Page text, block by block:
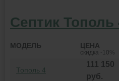
Септик Тополь
МОДЕЛЬ ЦЕНА
скидка -10%
Тополь 4
111 150
руб.